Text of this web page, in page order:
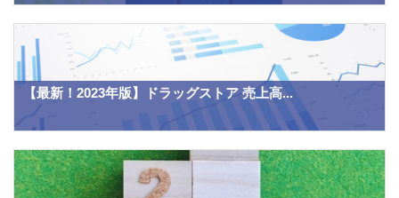
【最新！2023年版】ドラッグストア 売上高...